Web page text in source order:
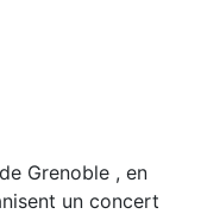
Grenoble , en
un concert